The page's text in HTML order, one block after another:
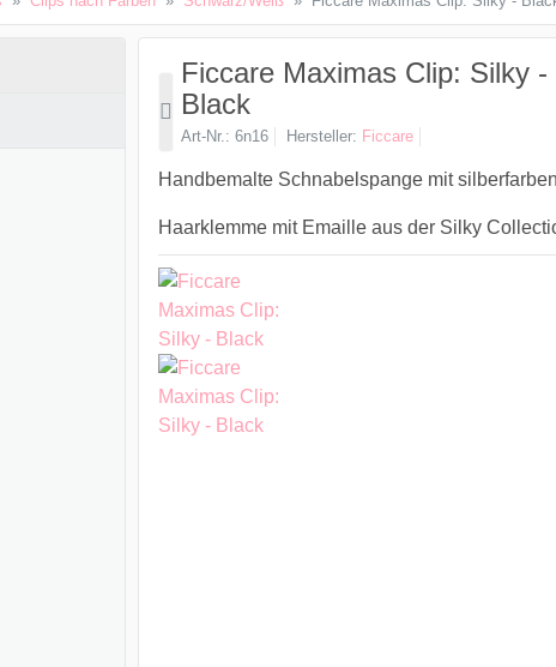
Ficcare Maximas Clip: Silky -
Black
Art-Nr. 6n16 Hersteller Ficcare
Handbemalte Schnabelspange mit
Haarklemme mit Emaille aus der Silky